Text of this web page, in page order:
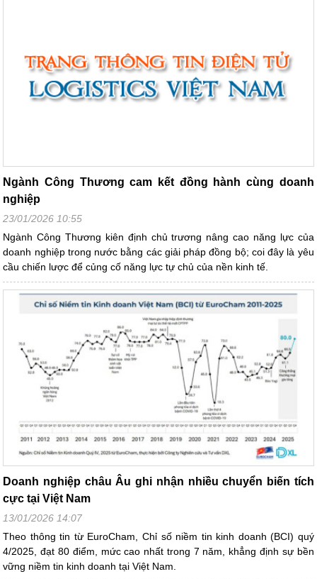
Ngành Công Thương cam kết đồng hành cùng doanh
nghiệp
23/01/2026 10:55
Ngành Công Thương kiên định chủ trương nâng cao năng lực của
doanh nghiệp trong nước bằng các giải pháp đồng bộ; coi đây là yêu
cầu chiến lược để củng cố năng lực tự chủ của nền kinh tế.
Doanh nghiệp châu Âu ghi nhận nhiều chuyển biến tích
cực tại Việt Nam
13/01/2026 14:07
Theo thông tin từ EuroCham, Chỉ số niềm tin kinh doanh (BCI) quý
4/2025, đạt 80 điểm, mức cao nhất trong 7 năm, khẳng định sự bền
vững niềm tin kinh doanh tại Việt Nam.